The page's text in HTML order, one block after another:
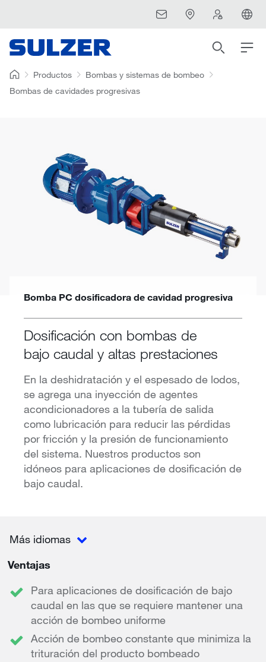
Productos
Bombas y sistemas de bombeo
Bombas de cavidades progresivas
Bomba PC dosificadora de cavidad progresiva
Dosificación con bombas de
bajo caudal y altas prestaciones
En la deshidratación y el espesado de lodos,
se agrega una inyección de agentes
acondicionadores a la tubería de salida
como lubricación para reducir las pérdidas
por fricción y la presión de funcionamiento
del sistema. Nuestros productos son
idóneos para aplicaciones de dosificación de
bajo caudal.
Más idiomas
Ventajas
Para aplicaciones de dosificación de bajo
caudal en las que se requiere mantener una
acción de bombeo uniforme
Acción de bombeo constante que minimiza la
trituración del producto bombeado